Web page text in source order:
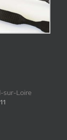
sur-Loire